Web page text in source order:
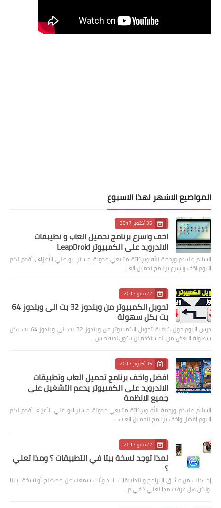
المواضيع الاشهر لهذا الاسبوع
05 أكتوبر 2017
اخف واسرع برنامج تحميل العاب و تطيبقات
الاندرويد على الكمبيوتر LeapDroid
السلام عليكم ورحمة الله وبركاتة متابعي مدونة مستر ابو علي الأعزاء ، أقدم لكم
اليوم اخف واسرع برنامج تحميل العا…
22 مايو 2017
تحويل الكمبيوتر من ويندوز 32 بت الى ويندوز 64
بت بكل سهولة
درس اليوم حول كيفية تحويل الكمبيوتر من ويندوز 32 بت الى ويندوز 64 بت بكل
سهولة البعض من المستخدمين يكون لديه حاس…
05 أكتوبر 2017
افضل واخف برنامج تحميل العاب وتطبيقات
الاندرويد على الكمبيوتر يدعم التشغيل على
جميع الانظمة
السلام عليكم ورحمة الله وبركاتة متابعي مدونة مستر أبو علي الأعزاء، أقدم لكم
اليوم أفضل وأخف برنامج لتحميل العاب …
22 مايو 2017
لمذا توجد نسخة بيتا في التطبيقات ؟ ومذا تعني
؟
إذا كنت من عشاق البرامج والتطبيقات لابد وأنك سمعت عن مصطلح أو نسخة بيتا
ولكن هل عرفت مذا تعني ؟ في م…